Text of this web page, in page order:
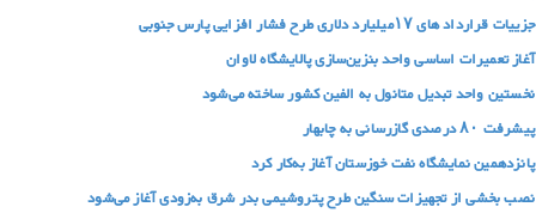
جزییات قرارداد های ۱۷میلیارد دلاری طرح فشار افزایی پارس جنوبی
آغاز تعمیرات اساسی واحد بنزین‌سازی پالایشگاه لاوان
نخستین واحد تبدیل متانول به الفین کشور ساخته می‌شود
پیشرفت ۸۰ درصدی گازرسانی به چابهار
پانزدهمین نمایشگاه نفت خوزستان آغاز به‌کار کرد
نصب بخشی از تجهیزات سنگین طرح پتروشیمی بدر شرق به‌زودی آغاز می‌شود